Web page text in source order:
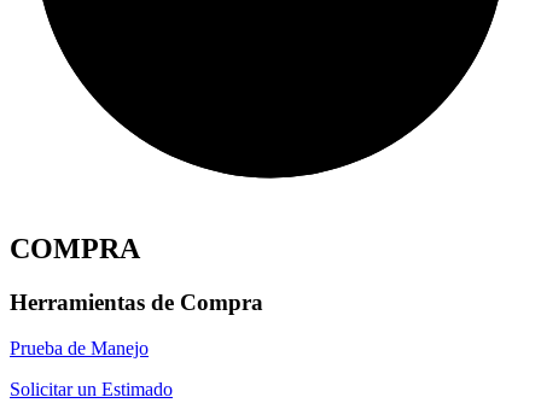
COMPRA
Herramientas de Compra
Prueba de Manejo
Solicitar un Estimado